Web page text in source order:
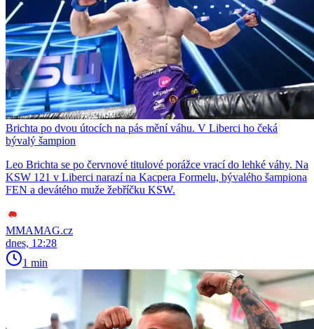
Brichta po dvou útocích na pás mění váhu. V Liberci ho čeká
bývalý šampion
Leo Brichta se po červnové titulové porážce vrací do lehké váhy. Na
KSW 121 v Liberci narazí na Kacpera Formelu, bývalého šampiona
FEN a devátého muže žebříčku KSW.
MMAMAG.cz
dnes, 12:28
1 min